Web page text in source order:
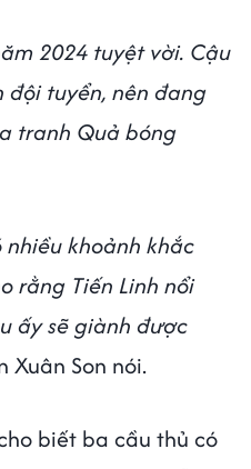
2024 tuyệt vời. Cậu
đội tuyển, nên đang
tranh Quả bóng
khoảnh khắc
rằng Tiến Linh nổi
ấy sẽ giành được
Xuân Son nói.
biết ba cầu thủ có